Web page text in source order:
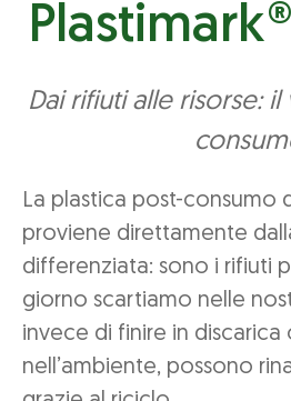
Dai rifiuti alle risorse:
La plastica post-consumo
proviene direttamente
differenziata: sono i rifiuti
giorno scartiamo nelle
invece di finire in
nell’ambiente, possono